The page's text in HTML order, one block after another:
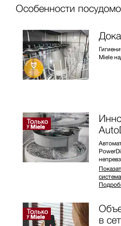
Особенности
Miele
в